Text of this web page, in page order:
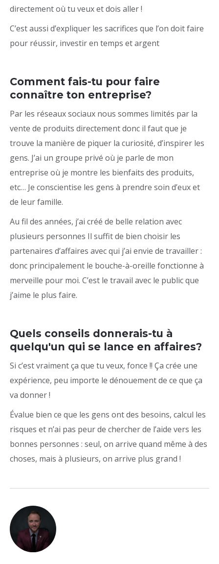
directement où tu veux et dois aller !
C’est aussi d’expliquer les sacrifices que l’on doit faire
pour réussir, investir en temps et argent
Comment fais-tu pour faire
connaître ton entreprise?
Par les réseaux sociaux nous sommes limités par la
vente de produits directement donc il faut que je
trouve la manière de piquer la curiosité, d’inspirer les
gens. J’ai un groupe privé où je parle de mon
entreprise où je montre les bienfaits des produits,
etc… Je conscientise les gens à prendre soin d’eux et
de leur famille.
Au fil des années, j’ai créé de belle relation avec
plusieurs personnes Il suffit de bien choisir les
partenaires d’affaires avec qui j’ai envie de travailler :
donc principalement le bouche-à-oreille fonctionne à
merveille pour moi. C’est le travail avec le public que
j’aime le plus faire.
Quels conseils donnerais-tu à
quelqu'un qui se lance en affaires?
Si c’est vraiment ça que tu veux, fonce !! Ça crée une
expérience, peu importe le dénouement de ce que ça
va donner !
Évalue bien ce que les gens ont des besoins, calcul les
risques et n’ai pas peur de chercher de l’aide vers les
bonnes personnes : seul, on arrive quand même à des
choses, mais à plusieurs, on arrive plus grand !